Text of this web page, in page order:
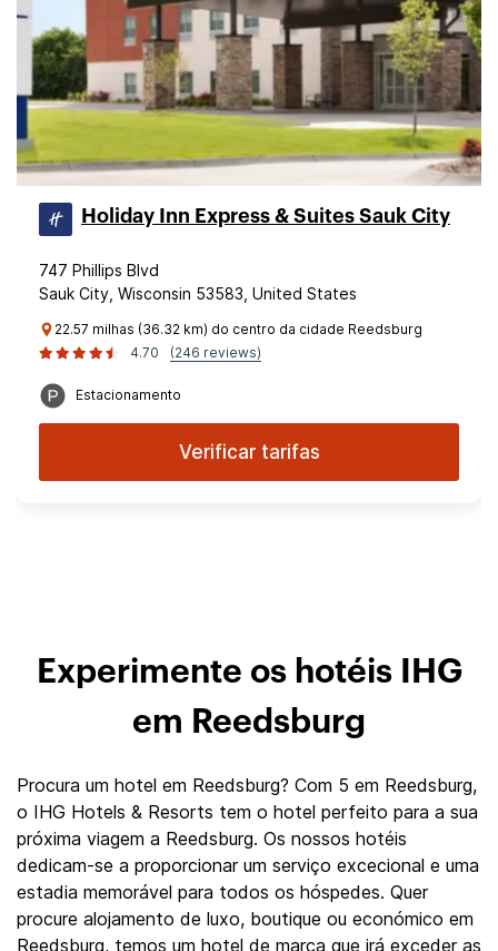
Holiday Inn Express & Suites Sauk City
747 Phillips Blvd
Sauk City, Wisconsin 53583, United States
22.57 milhas (36.32 km) do centro da cidade Reedsburg
4.70
(246 reviews)
Estacionamento
Verificar tarifas
Experimente os hotéis IHG
em Reedsburg
Procura um hotel em Reedsburg? Com 5 em Reedsburg,
o IHG Hotels & Resorts tem o hotel perfeito para a sua
próxima viagem a Reedsburg. Os nossos hotéis
dedicam-se a proporcionar um serviço excecional e uma
estadia memorável para todos os hóspedes. Quer
procure alojamento de luxo, boutique ou económico em
Reedsburg, temos um hotel de marca que irá exceder as